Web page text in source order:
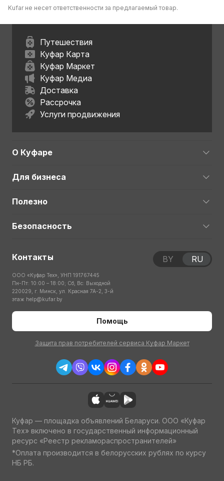
Kufar не несет ответственности за предлагаемый товар.
Путешествия
Куфар Карта
Куфар Маркет
Куфар Медиа
Доставка
Рассрочка
Услуги продвижения
О Куфаре
Для бизнеса
Полезно
Безопасность
Контакты
ООО «Куфар Тех», УНП 191767445
Пн-Пт: 10:00 – 18:00; Сб, Вс: Выходной
220029, г. Минск, ул. Красная 7А-2, 3-й
этаж help@kufar.by
Помощь
Защита прав потребителей сервиса Куфар Маркет
BY RU
Куфар — площадка объявлений Беларуси. ООО «Куфар
Тех» включено в государственный информационный
ресурс «Реестр рекламораспространителей»
*Оплата производится в белорусских рублях по курсу
НБ РБ.